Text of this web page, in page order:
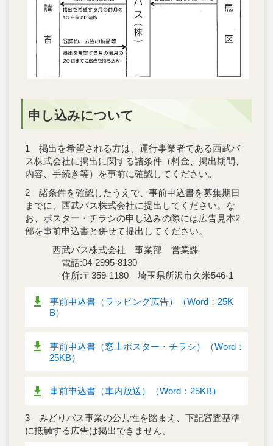
申し込みについて
1 掲出を希望される方は、運行事業者である西武バ
ス株式会社に掲出に関する諸条件（料金、掲出期間、
内容、手続き等）を事前に確認してください。
2 諸条件を確認したうえで、事前申込書を募集期日
までに、西武バス株式会社に提出してください。な
お、ポスター・チラシの申し込みの際には広告見本2
部を事前申込書と併せて提出してください。
西武バス株式会社 事業部 営業課
電話:04-2995-8130
住所:〒359-1180 埼玉県所沢市久米546-1
事前申込書（ラッピング広告）（Word：25K
B）
事前申込書（窓上ポスター・チラシ）（Word：
25KB）
事前申込書（車内放送）（Word：25KB）
3 みどりバス事業の公共性を踏まえ、下記審査基準
に抵触する広告は掲出できません。